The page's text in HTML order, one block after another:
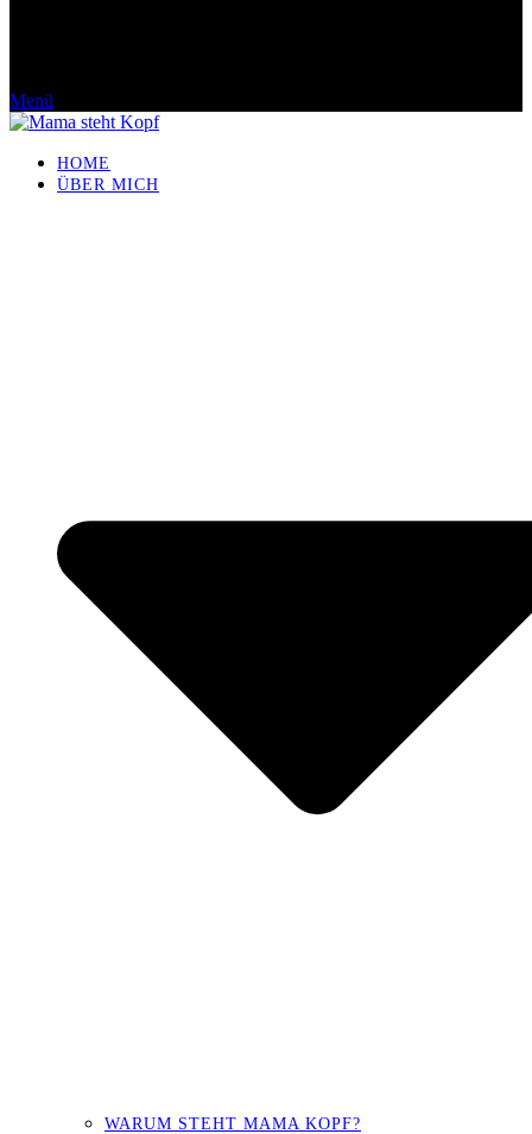
Menü
HOME
ÜBER MICH
WARUM STEHT MAMA KOPF?